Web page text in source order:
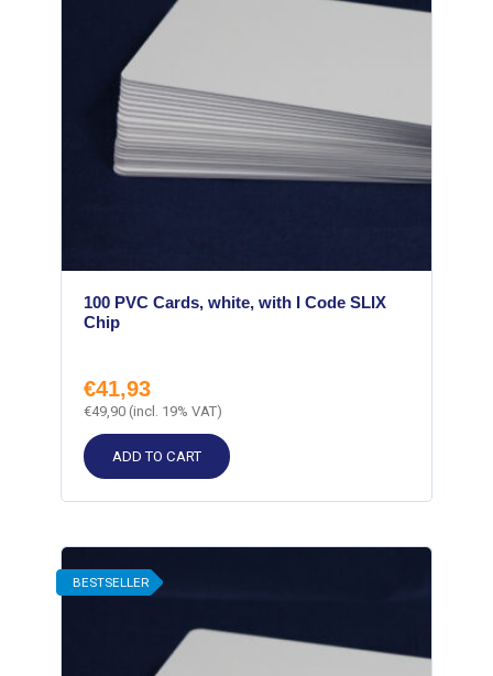
100 PVC Cards, white, with I Code SLIX
Chip
€41,93
€49,90 (incl. 19% VAT)
ADD TO CART
BESTSELLER